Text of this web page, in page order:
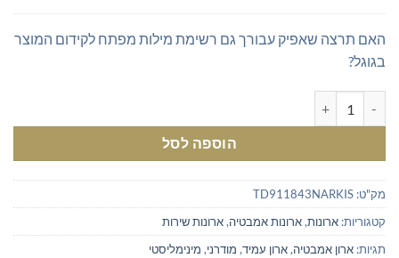
האם תרצה שאפיק עבורך גם רשימת מילות מפתח לקידום המוצר
בגוגל?
הוספה לסל
מק"ט: TD911843NARKIS
קטגוריות: ארונות,ארונות אמבטיה,ארונות שירות
תגיות: ארון אמבטיה,ארון עמיד, מודרני, מינימליסטי